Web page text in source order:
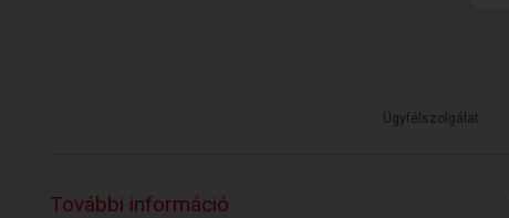
Ügyfélszolgálat
További információ